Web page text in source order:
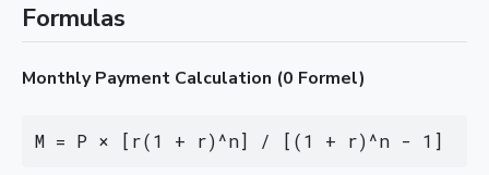
Formulas
Monthly Payment Calculation (0 Formel)
M = P × [r(1 + r)^n] / [(1 + r)^n - 1]